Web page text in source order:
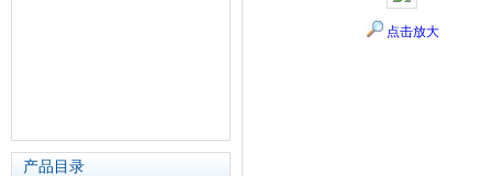
产品目录
点击放大